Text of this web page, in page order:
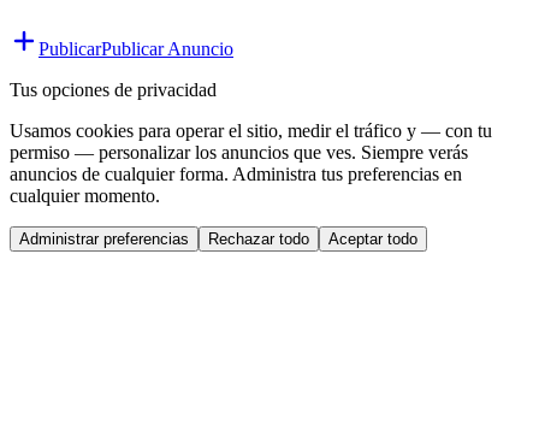
PublicarPublicar Anuncio
Tus opciones de privacidad
Usamos cookies para operar el sitio, medir el tráfico y — con tu
permiso — personalizar los anuncios que ves. Siempre verás
anuncios de cualquier forma. Administra tus preferencias en
cualquier momento.
Administrar preferencias Rechazar todo Aceptar todo